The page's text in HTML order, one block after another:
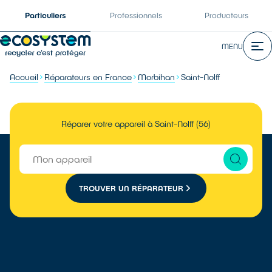
Particuliers Professionnels Producteurs
MENU
Accueil Réparateurs en France Morbihan Saint-Nolff
Réparer votre appareil à Saint-Nolff (56)
TROUVER UN RÉPARATEUR